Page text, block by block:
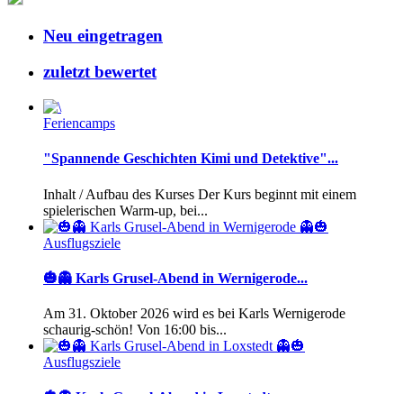
Neu eingetragen
zuletzt bewertet
Feriencamps
"Spannende Geschichten Kimi und Detektive"...
Inhalt / Aufbau des Kurses Der Kurs beginnt mit einem
spielerischen Warm-up, bei...
Ausflugsziele
🎃👻 Karls Grusel-Abend in Wernigerode...
Am 31. Oktober 2026 wird es bei Karls Wernigerode
schaurig-schön! Von 16:00 bis...
Ausflugsziele